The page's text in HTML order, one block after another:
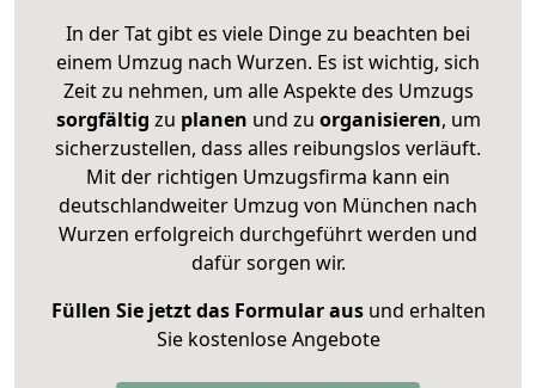
In der Tat gibt es viele Dinge zu beachten bei
einem Umzug nach Wurzen. Es ist wichtig, sich
Zeit zu nehmen, um alle Aspekte des Umzugs
sorgfältig zu planen und zu organisieren, um
sicherzustellen, dass alles reibungslos verläuft.
Mit der richtigen Umzugsfirma kann ein
deutschlandweiter Umzug von München nach
Wurzen erfolgreich durchgeführt werden und
dafür sorgen wir.
Füllen Sie jetzt das Formular ausund erhalten
Sie kostenlose Angebote